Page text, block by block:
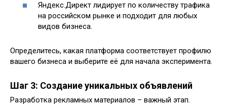
Яндекс.Директ лидирует по количеству трафика
на российском рынке и подходит для любых
видов бизнеса.
Определитесь, какая платформа соответствует профилю
вашего бизнеса и выберите её для начала эксперимента.
Шаг 3: Создание уникальных объявлений
Разработка рекламных материалов – важный этап.